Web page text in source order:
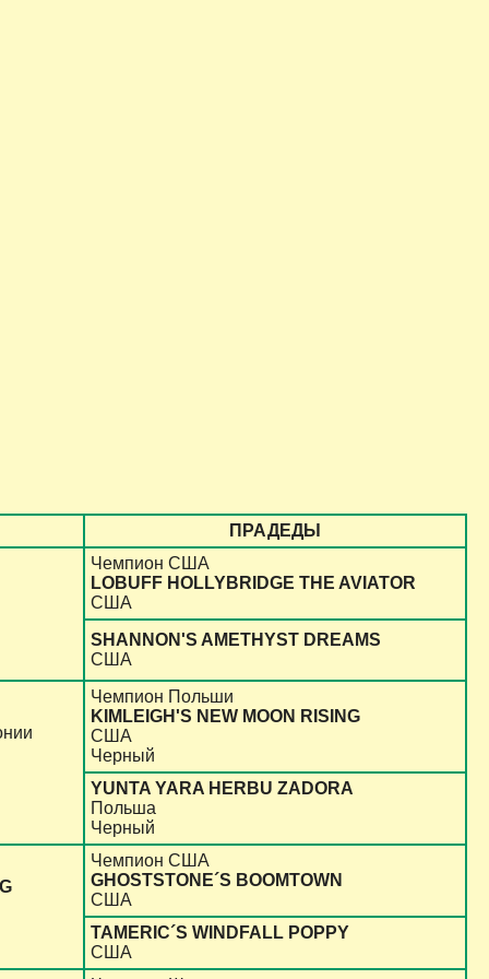
ПРАДЕДЫ
Чемпион США
LOBUFF HOLLYBRIDGE THE AVIATOR
США
SHANNON'S AMETHYST DREAMS
США
Чемпион Польши
KIMLEIGH'S NEW MOON RISING
США
Черный
YUNTA YARA HERBU ZADORA
Польша
Черный
Чемпион США
GHOSTSTONE´S BOOMTOWN
США
TAMERIC´S WINDFALL POPPY
США